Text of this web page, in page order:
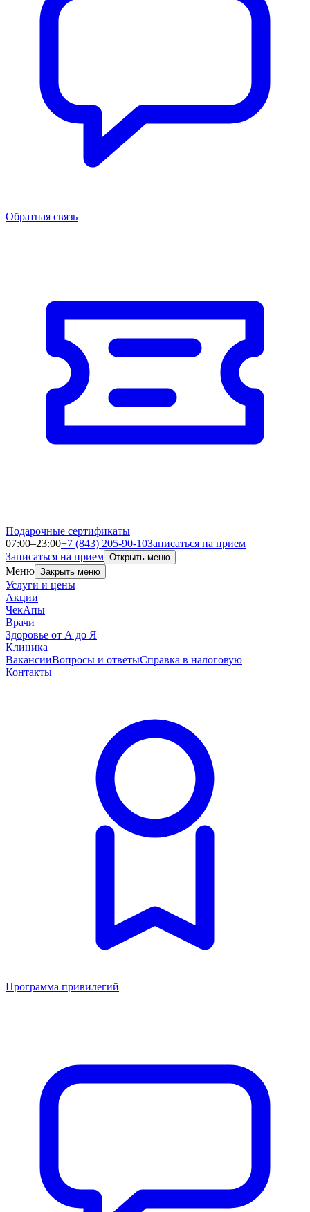
Обратная связь
Подарочные сертификаты
07:00–23:00+7 (843) 205-90-10Записаться на прием
Записаться на прием Открыть меню
Меню Закрыть меню
Услуги и цены
Акции
ЧекАпы
Врачи
Здоровье от А до Я
Клиника
ВакансииВопросы и ответыСправка в налоговую
Контакты
Программа привилегий